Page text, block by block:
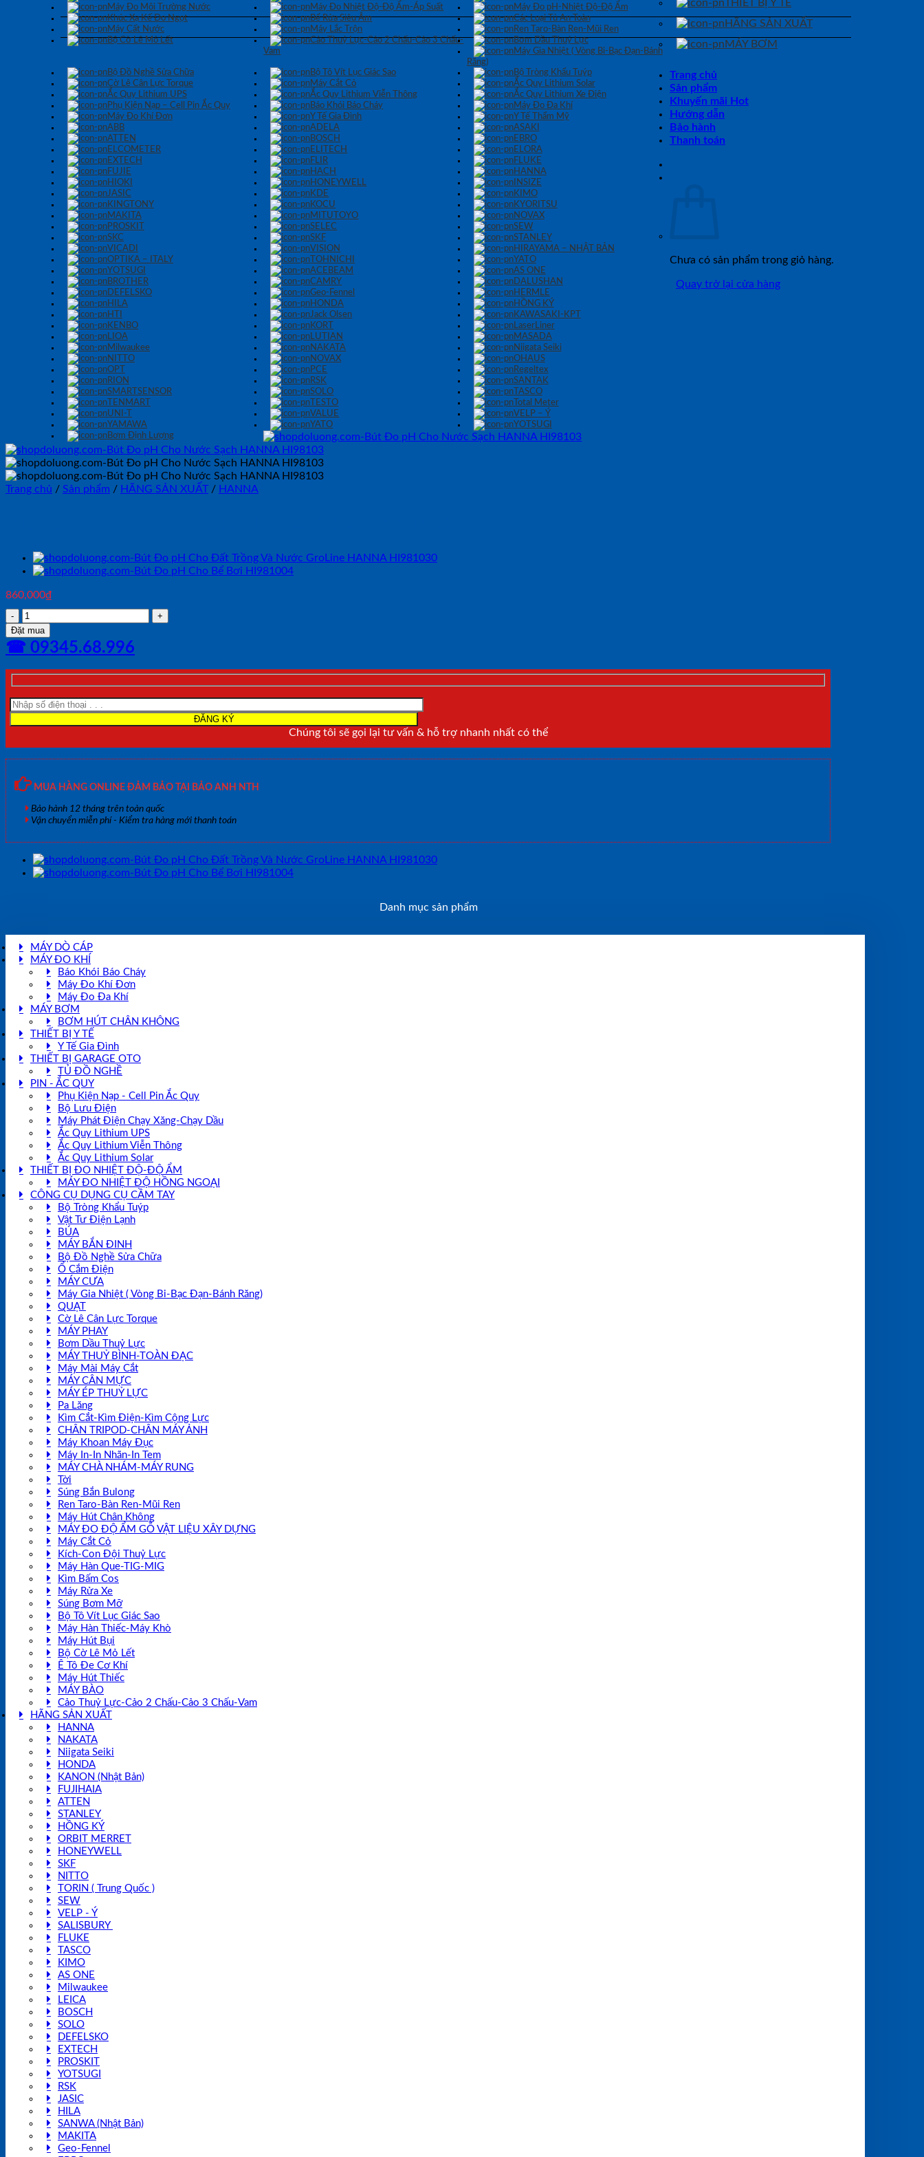
Máy Đo Môi Trường Nước
Máy Đo Nhiệt Độ-Độ Ẩm-Áp Suất
Máy Đo pH-Nhiệt Độ-Độ Ẩm
Khúc Xạ Kế Đo Ngọt
Bể Rửa Siêu Âm
Các Loại Tủ An Toàn
Máy Cất Nước
Máy Lắc Trộn
Ren Taro-Bàn Ren-Mũi Ren
Bộ Cờ Lê Mỏ Lết
Cảo Thuỷ Lực-Cảo 2 Chấu-Cảo 3 Chấu-
Vam
Bơm Dầu Thuỷ Lực
Máy Gia Nhiệt ( Vòng Bi-Bạc Đạn-Bánh
Răng)
Bộ Đồ Nghề Sửa Chữa
Bộ Tô Vít Lục Giác Sao
Bộ Tròng Khẩu Tuýp
Cờ Lê Cân Lực Torque
Máy Cắt Cỏ
Ắc Quy Lithium Solar
Ắc Quy Lithium UPS
Ắc Quy Lithium Viễn Thông
Ắc Quy Lithium Xe Điện
Phụ Kiện Nạp – Cell Pin Ắc Quy
Báo Khói Báo Cháy
Máy Đo Đa Khí
Máy Đo Khí Đơn
THIẾT BỊ Y TẾ
Y Tế Gia Đình Y Tế Thẩm Mỹ
HÃNG SẢN XUẤT
ABB ADELA
ASAKI
ATTEN
BOSCH
EBRO
ELCOMETER
ELITECH
ELORA
EXTECH
FLIR
FLUKE
FUJIE
HACH
HANNA
HIOKI
HONEYWELL
INSIZE
JASIC
KDE
KIMO
KINGTONY
KOCU
KYORITSU
MAKITA
MITUTOYO
NOVAX
PROSKIT
SELEC
SEW
SKC
SKF
STANLEY
VICADI
VISION
HIRAYAMA – NHẬT BẢN
OPTIKA – ITALY
TOHNICHI
YATO
YOTSUGI
ACEBEAM
AS ONE
BROTHER
CAMRY
DALUSHAN
DEFELSKO
Geo-Fennel
HERMLE
HILA
HONDA
HỒNG KÝ
HTI
Jack Olsen
KAWASAKI-KPT
KENBO
KORT
LaserLiner
LIOA
LUTIAN
MASADA
Milwaukee
NAKATA
Niigata Seiki
NITTO
NOVAX
OHAUS
OPT
PCE
Regeltex
RION
RSK
SANTAK
SMARTSENSOR
SOLO
TASCO
TENMART
TESTO
Total Meter
UNI-T
VALUE
VELP – Ý
YAMAWA
YATO YOTSUGI
MÁY BƠM
Bơm Định Lượng
Trang chủ
Sản phẩm
Khuyến mãi Hot
Hướng dẫn
Bảo hành
Thanh toán
Chưa có sản phẩm trong giỏ hàng.
Quay trở lại cửa hàng
Trang chủ / Sản phẩm / HÃNG SẢN XUẤT / HANNA
860,000₫
Bút
Đo
pH
Cho
HI98103
Đặt mua
☎ 09345.68.996
Chúng tôi sẽ gọi lại tư vấn & hỗ trợ nhanh nhất có thể
MUA HÀNG ONLINE ĐẢM BẢO TẠI BẢO ANH NTH
Bảo hành 12 tháng trên toàn quốc
Vận chuyển miễn phí - Kiểm tra hàng mới thanh toán
Danh mục sản phẩm
MÁY DÒ CÁP
MÁY ĐO KHÍ
Báo Khói Báo Cháy
Máy Đo Khí Đơn
Máy Đo Đa Khí
MÁY BƠM
BƠM HÚT CHÂN KHÔNG
THIẾT BỊ Y TẾ
Y Tế Gia Đình
THIẾT BỊ GARAGE OTO
TỦ ĐỒ NGHỀ
PIN - ẮC QUY
Phụ Kiện Nạp - Cell Pin Ắc Quy
Bộ Lưu Điện
Máy Phát Điện Chạy Xăng-Chạy Dầu
Ắc Quy Lithium UPS
Ắc Quy Lithium Viễn Thông
Ắc Quy Lithium Solar
THIẾT BỊ ĐO NHIỆT ĐỘ-ĐỘ ẨM
MÁY ĐO NHIỆT ĐỘ HỒNG NGOẠI
CÔNG CỤ DỤNG CỤ CẦM TAY
Bộ Tròng Khẩu Tuýp
Vật Tư Điện Lạnh
BÚA
MÁY BẮN ĐINH
Bộ Đồ Nghề Sửa Chữa
Ổ Cắm Điện
MÁY CƯA
Máy Gia Nhiệt ( Vòng Bi-Bạc Đạn-Bánh Răng)
QUẠT
Cờ Lê Cân Lực Torque
MÁY PHAY
Bơm Dầu Thuỷ Lực
MÁY THUỶ BÌNH-TOÀN ĐẠC
Máy Mài Máy Cắt
MÁY CÂN MỰC
MÁY ÉP THUỶ LỰC
Pa Lăng
Kìm Cắt-Kìm Điện-Kìm Cộng Lực
CHÂN TRIPOD-CHÂN MÁY ẢNH
Máy Khoan Máy Đục
Máy In-In Nhãn-In Tem
MÁY CHÀ NHÁM-MÁY RUNG
Tời
Súng Bắn Bulong
Ren Taro-Bàn Ren-Mũi Ren
Máy Hút Chân Không
MÁY ĐO ĐỘ ẨM GỖ VẬT LIỆU XÂY DỰNG
Máy Cắt Cỏ
Kích-Con Đội Thuỷ Lực
Máy Hàn Que-TIG-MIG
Kìm Bấm Cos
Máy Rửa Xe
Súng Bơm Mỡ
Bộ Tô Vít Lục Giác Sao
Máy Hàn Thiếc-Máy Khò
Máy Hút Bụi
Bộ Cờ Lê Mỏ Lết
Ê Tô Đe Cơ Khí
Máy Hút Thiếc
MÁY BÀO
Cảo Thuỷ Lực-Cảo 2 Chấu-Cảo 3 Chấu-Vam
HÃNG SẢN XUẤT
HANNA
NAKATA
Niigata Seiki
HONDA
KANON (Nhật Bản)
FUJIHAIA
ATTEN
STANLEY
HỒNG KÝ
ORBIT MERRET
HONEYWELL
SKF
NITTO
TORIN ( Trung Quốc )
SEW
VELP - Ý
SALISBURY
FLUKE
TASCO
KIMO
AS ONE
Milwaukee
LEICA
BOSCH
SOLO
DEFELSKO
EXTECH
PROSKIT
YOTSUGI
RSK
JASIC
HILA
SANWA (Nhật Bản)
MAKITA
Geo-Fennel